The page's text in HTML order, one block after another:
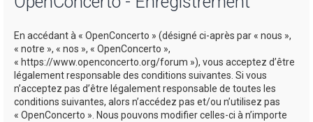
En accédant à « OpenConcerto » (désigné ci-après par « nous »,
« notre », « nos », « OpenConcerto »,
« https://www.openconcerto.org/forum »), vous acceptez d’être
légalement responsable des conditions suivantes. Si vous
n’acceptez pas d’être légalement responsable de toutes les
conditions suivantes, alors n’accédez pas et/ou n’utilisez pas
« OpenConcerto ». Nous pouvons modifier celles-ci à n’importe